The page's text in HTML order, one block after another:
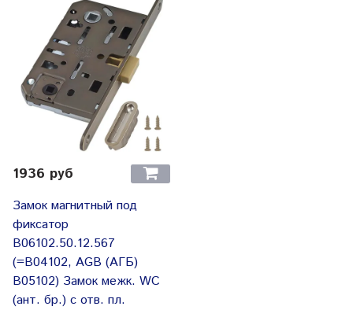
1936 руб
Замок магнитный под
фиксатор
B06102.50.12.567
(=B04102, AGB (АГБ)
B05102) Замок межк. WC
(ант. бр.) с отв. пл.